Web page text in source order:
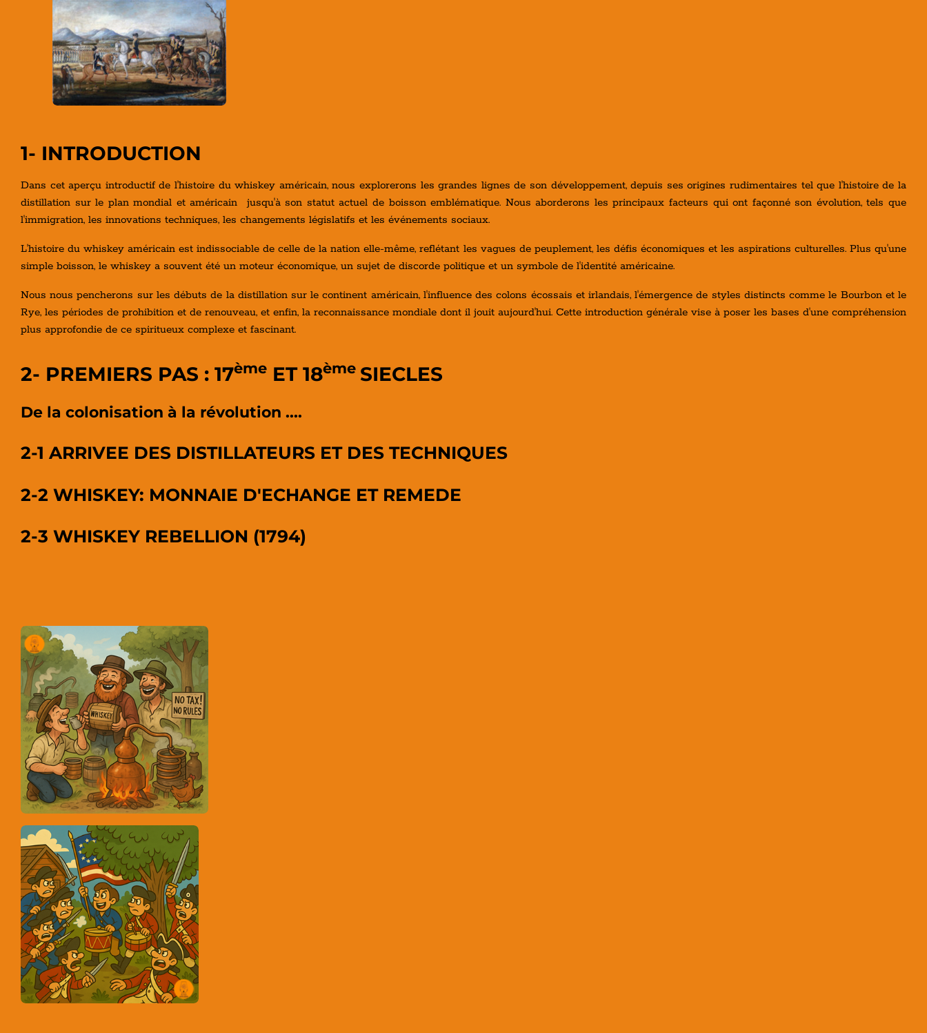
1- INTRODUCTION
Dans cet aperçu introductif de l'histoire du whiskey américain, nous explorerons les grandes lignes de son développement, depuis ses origines rudimentaires tel que l'histoire de la
distillation sur le plan mondial et américain jusqu'à son statut actuel de boisson emblématique. Nous aborderons les principaux facteurs qui ont façonné son évolution, tels que
l'immigration, les innovations techniques, les changements législatifs et les événements sociaux.
L'histoire du whiskey américain est indissociable de celle de la nation elle-même, reflétant les vagues de peuplement, les défis économiques et les aspirations culturelles. Plus qu'une
simple boisson, le whiskey a souvent été un moteur économique, un sujet de discorde politique et un symbole de l'identité américaine.
Nous nous pencherons sur les débuts de la distillation sur le continent américain, l'influence des colons écossais et irlandais, l'émergence de styles distincts comme le Bourbon et le
Rye, les périodes de prohibition et de renouveau, et enfin, la reconnaissance mondiale dont il jouit aujourd'hui. Cette introduction générale vise à poser les bases d'une compréhension
plus approfondie de ce spiritueux complexe et fascinant.
2- PREMIERS PAS : 17ème ET 18ème SIECLES
De la colonisation à la révolution ....
2-1 ARRIVEE DES DISTILLATEURS ET DES TECHNIQUES
2-2 WHISKEY: MONNAIE D'ECHANGE ET REMEDE
2-3 WHISKEY REBELLION (1794)